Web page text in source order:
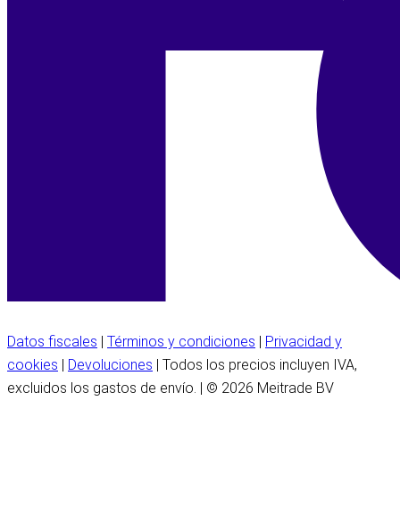
Datos fiscales Términos y condiciones
Privacidad y
cookies
Devoluciones | Todos los precios incluyen IVA,
excluidos los gastos de envío. | © 2026 Meitrade BV